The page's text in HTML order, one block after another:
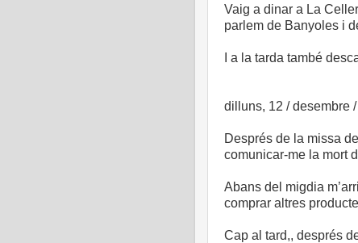
Vaig a dinar a La
parlem de Banyoles i
I a la tarda també
dilluns, 12 / desembre
Després de la missa
comunicar-me la mort
Abans del migdia
comprar altres
Cap al tard,, després